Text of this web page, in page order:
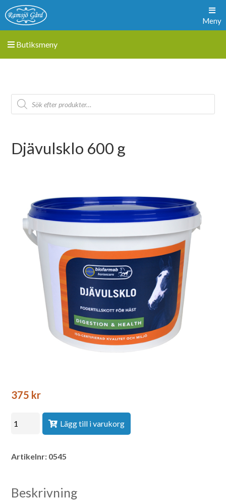
Meny
Butiksmeny
Djävulsklo 600 g
375 kr
Lägg till i varukorg
Artikelnr: 0545
Beskrivning